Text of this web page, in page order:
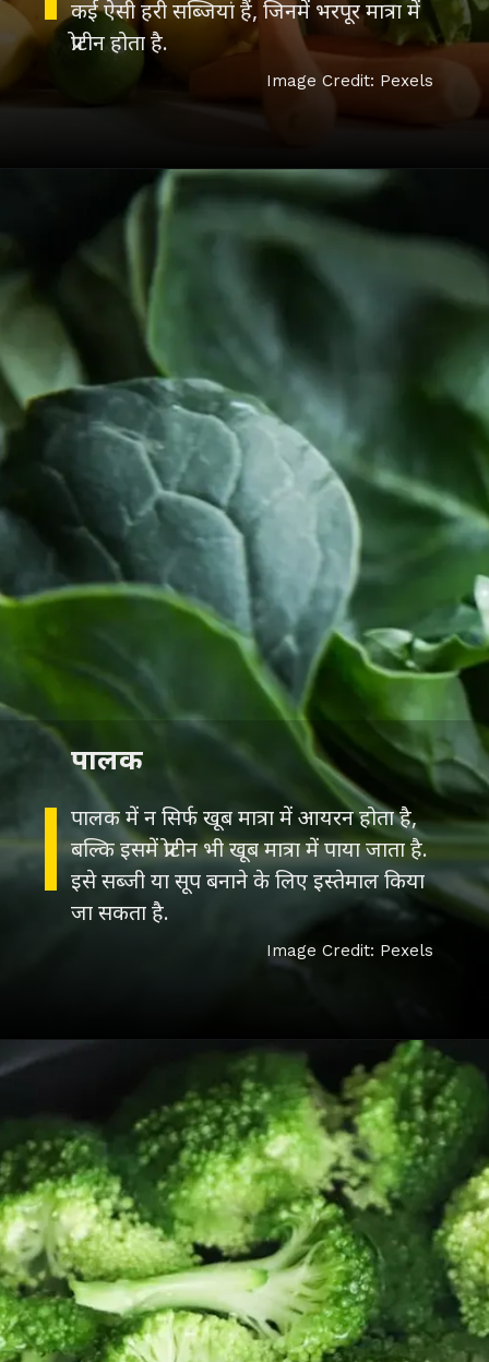
कई ऐसी हरी सब्जियां हैं, जिनमें भरपूर मात्रा में
प्रोटीन होता है.
Image Credit: Pexels
पालक में न सिर्फ खूब मात्रा में आयरन होता है,
बल्कि इसमें प्रोटीन भी खूब मात्रा में पाया जाता है.
इसे सब्जी या सूप बनाने के लिए इस्तेमाल किया
जा सकता है.
पालक
Image Credit: Pexels